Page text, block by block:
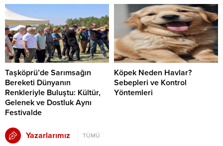
Taşköprü’de Sarımsağın
Bereketi Dünyanın
Renkleriyle Buluştu: Kültür,
Gelenek ve Dostluk Aynı
Festivalde
Köpek Neden Havlar?
Sebepleri ve Kontrol
Yöntemleri
Yazarlarımız TÜMÜ